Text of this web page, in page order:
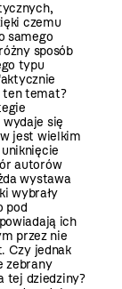
czemu
samego
sposób
typu
ten temat?
się
jest wielkim
autorów
wystawa
wybrały
pod
ich
przez nie
Czy jednak
zebrany
tej dziedziny?